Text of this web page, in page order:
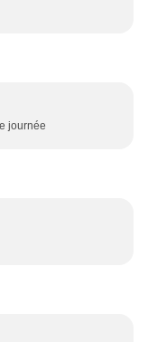
journée